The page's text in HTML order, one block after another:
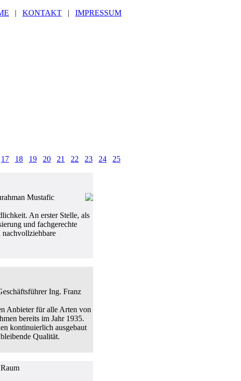
| KONTAKT | IMPRESSUM
17 18 19 20 21 22 23 24 25
Mustafic
An erster Stelle, als
und fachgerechte
Ing. Franz
Anbieter für alle Arten von
bereits im Jahr 1935.
kontinuierlich ausgebaut
Qualität.